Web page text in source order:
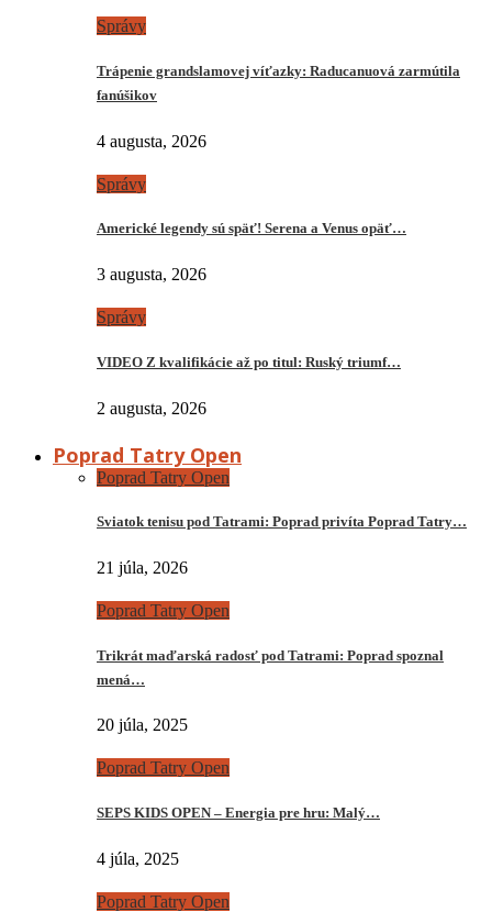
Správy
Trápenie grandslamovej víťazky: Raducanuová zarmútila
fanúšikov
4 augusta, 2026
Správy
Americké legendy sú späť! Serena a Venus opäť…
3 augusta, 2026
Správy
VIDEO Z kvalifikácie až po titul: Ruský triumf…
2 augusta, 2026
Poprad Tatry Open
Poprad Tatry Open
Sviatok tenisu pod Tatrami: Poprad privíta Poprad Tatry…
21 júla, 2026
Poprad Tatry Open
Trikrát maďarská radosť pod Tatrami: Poprad spoznal
mená…
20 júla, 2025
Poprad Tatry Open
SEPS KIDS OPEN – Energia pre hru: Malý…
4 júla, 2025
Poprad Tatry Open